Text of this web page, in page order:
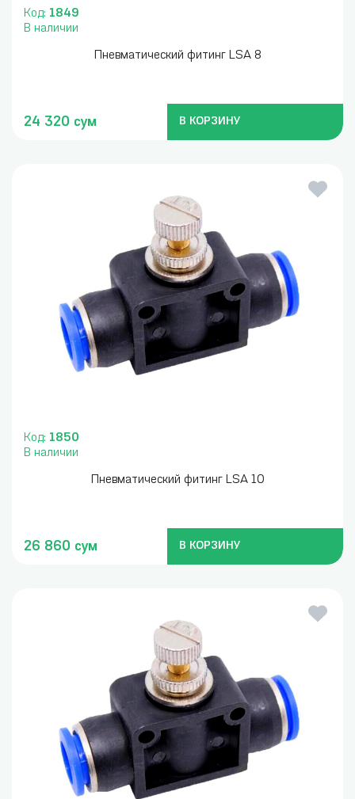
Код: 1849
В наличии
Пневматический фитинг LSA 8
24 320 сум В КОРЗИНУ
Код: 1850
В наличии
Пневматический фитинг LSA 10
26 860 сум В КОРЗИНУ